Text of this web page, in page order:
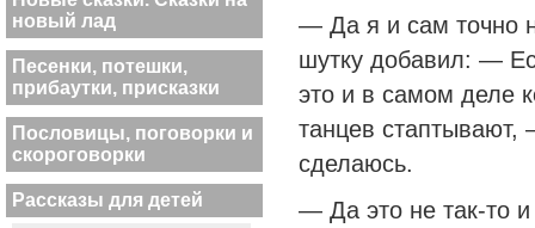
новый лад
Песенки, потешки,
прибаутки, присказки
Пословицы, поговорки и
скороговорки
Рассказы для детей
— Да я и сам точно
шутку добавил: —
это и в самом деле
танцев
сделаюсь.
— Да это не так-то